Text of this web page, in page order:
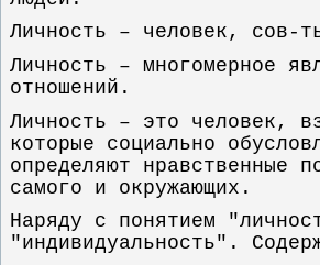
Личность – человек, сов-
Личность – многомерное
отношений.
Личность – это человек,
которые социально
определяют нравственные
самого и окружающих.
Наряду с понятием
"индивидуальность".